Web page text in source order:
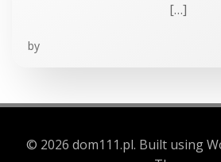
[…]
by
© 2026 dom111.pl. Built using